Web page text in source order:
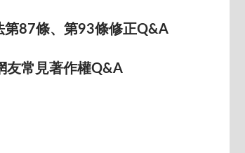
第87條、第93條修正Q&A
友常見著作權Q&A